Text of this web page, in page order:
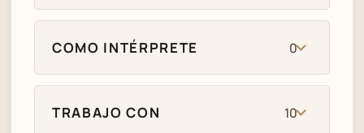
COMO INTÉRPRETE 0
TRABAJO CON 10